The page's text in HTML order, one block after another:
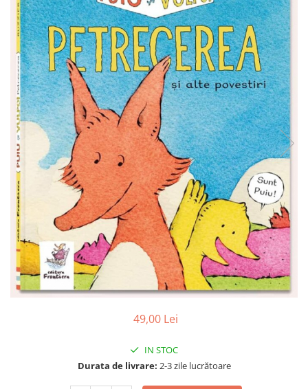
Călătorie
Educație
Educație financiară
Hobby si craft
Inteligenta emotionala
Limbi străine
Muzicale
Poezii
Povești
Reviste
Știință si natură
Vârstă
0-2 ani
10+ ani
14+ ani
2-5 ani
5-7 ani
Editura Univers
49,00 Lei
IN STOC
Durata de livrare: 2-3 zile lucrătoare